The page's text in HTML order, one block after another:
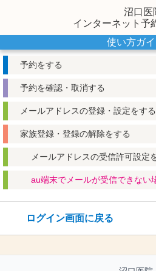
沼口医
インターネット予
使い方ガ
予約をする
予約を確認・取消する
メールアドレスの登録・設定をする
家族登録・登録の解除をする
メールアドレスの受信許可設定
au端末でメールが受信できない
ログイン画面に戻る